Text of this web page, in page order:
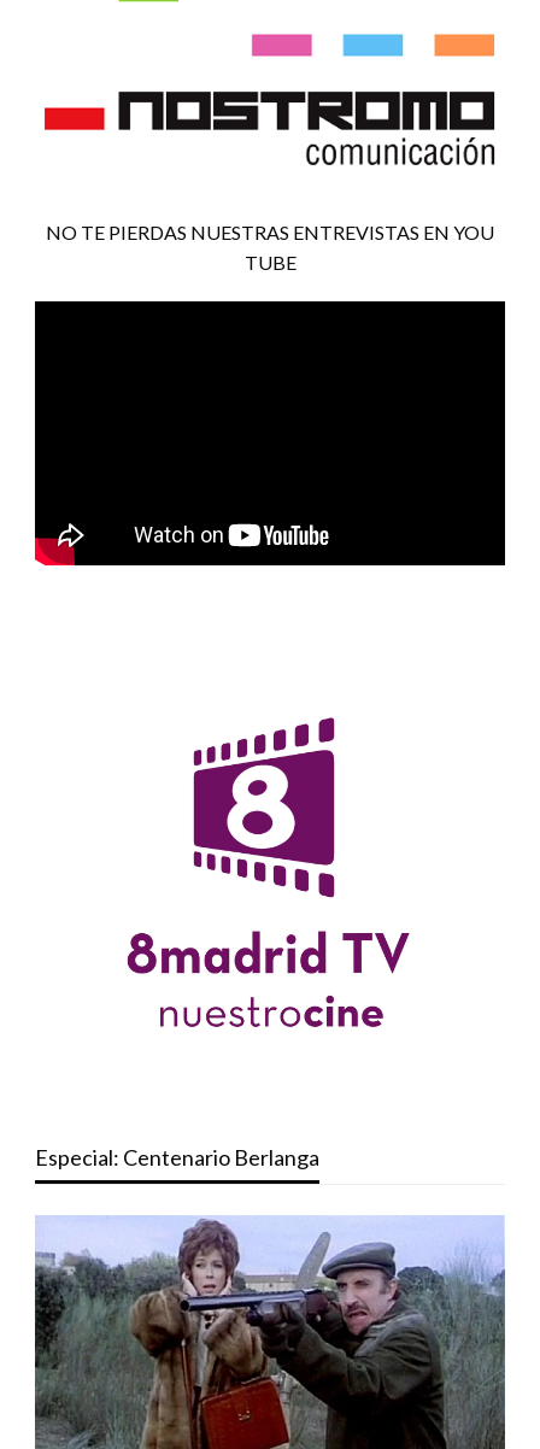
NO TE PIERDAS NUESTRAS ENTREVISTAS EN YOU
TUBE
Especial: Centenario Berlanga